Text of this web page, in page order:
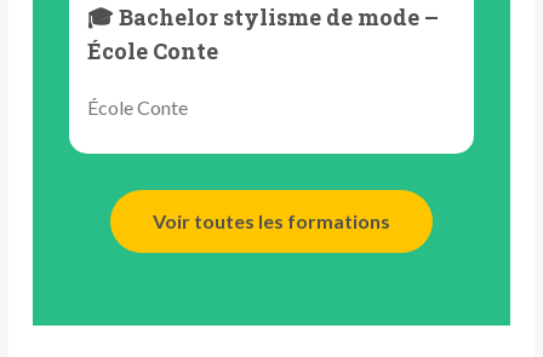
🎓 Bachelor stylisme de mode –
École Conte
École Conte
Voir toutes les formations